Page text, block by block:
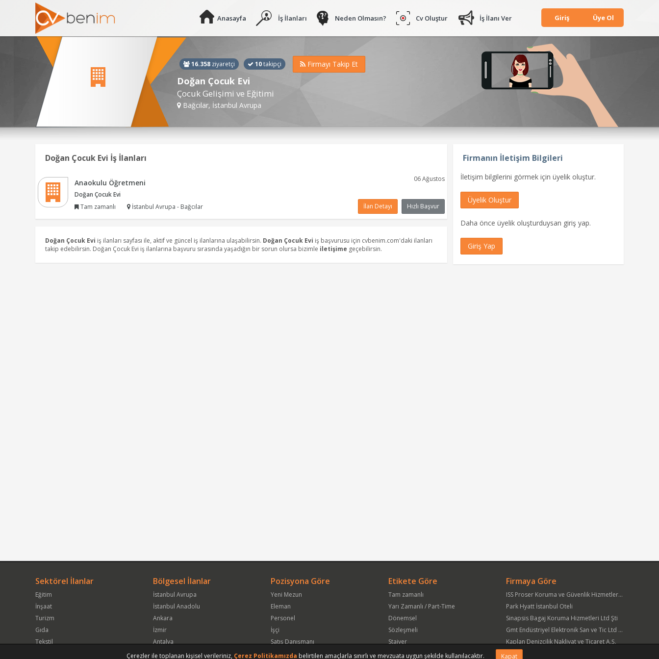
Anasayfa İş İlanları Neden Olmasın? Cv Oluştur İş İlanı Ver Giriş Üye Ol
16.358 ziyaretçi 10takipçi Firmayı Takip Et
Doğan Çocuk Evi
Çocuk Gelişimi ve Eğitimi
Bağcılar, İstanbul Avrupa
Doğan Çocuk Evi İş İlanları
İlan Detayı Hızlı Başvur
06 Ağustos
Anaokulu Öğretmeni
Doğan Çocuk Evi
Tam zamanlı
İstanbul Avrupa - Bağcılar
Doğan Çocuk Evi iş ilanları sayfası ile, aktif ve güncel iş ilanlarına ulaşabilirsin. Doğan Çocuk Evi iş başvurusu için cvbenim.com'daki ilanları
takip edebilirsin. Doğan Çocuk Evi iş ilanlarına başvuru sırasında yaşadığın bir sorun olursa bizimle iletişime geçebilirsin.
Firmanın İletişim Bilgileri
İletişim bilgilerini görmek için üyelik oluştur.
Üyelik Oluştur
Daha önce üyelik oluşturduysan giriş yap.
Giriş Yap
Sektörel İlanlar
Eğitim
İnşaat
Turizm
Gıda
Tekstil
Bölgesel İlanlar
İstanbul Avrupa
İstanbul Anadolu
Ankara
İzmir
Antalya
Kocaeli
Pozisyona Göre
Yeni Mezun
Eleman
Personel
İşçi
Satış Danışmanı
Öğrenci
Etikete Göre
Tam zamanlı
Yarı Zamanlı / Part-Time
Dönemsel
Sözleşmeli
Stajyer
Freelance
Firmaya Göre
ISS Proser Koruma ve Güvenlik Hizmetleri A.Ş.
Park Hyatt İstanbul Oteli
Sinapsis Bagaj Koruma Hizmetleri Ltd Şti
Gmt Endüstriyel Elektronik San ve Tic Ltd Şti
Kaplan Denizcilik Nakliyat ve Ticaret A.Ş.
Çerezler ile toplanan kişisel verileriniz, Çerez Politikamızda belirtilen amaçlarla sınırlı ve mevzuata uygun şekilde kullanılacaktır. Kapat